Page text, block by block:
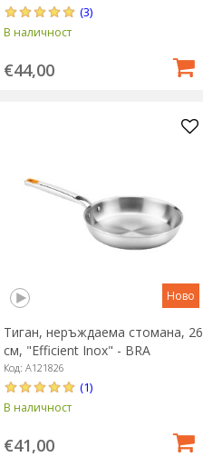
(3)
В наличност
€44,00
Ново
Тиган, неръждаема стомана, 26
см, "Efficient Inox" - BRA
Код: A121826
(1)
В наличност
€41,00